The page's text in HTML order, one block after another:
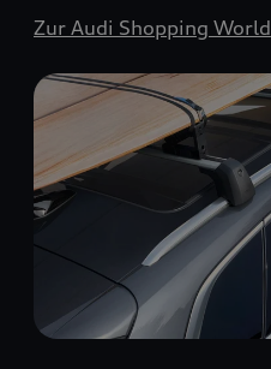
Zur Audi Shopping World